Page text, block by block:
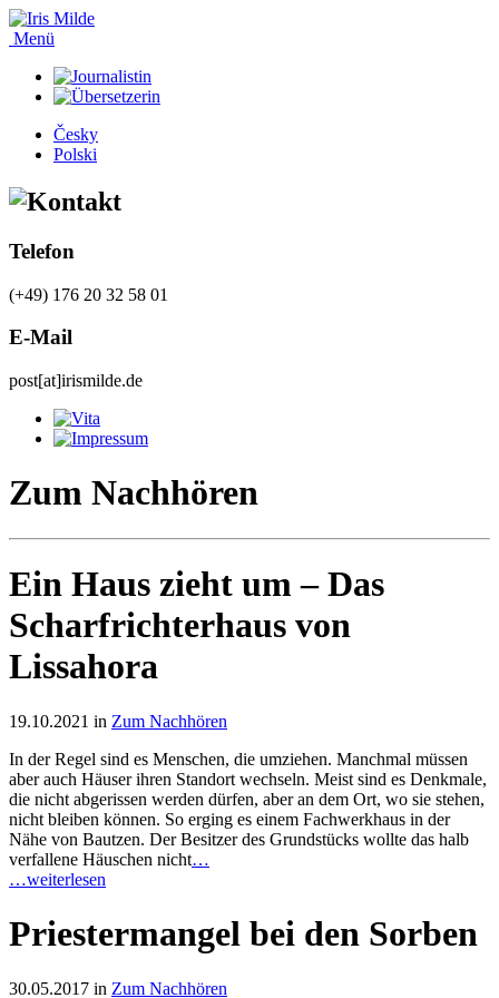
Menü
Česky
Polski
Telefon
(+49) 176 20 32 58 01
E-Mail
post[at]irismilde.de
Zum Nachhören
Ein Haus zieht um – Das
Scharfrichterhaus von
Lissahora
19.10.2021 in Zum Nachhören
In der Regel sind es Menschen, die umziehen. Manchmal müssen
aber auch Häuser ihren Standort wechseln. Meist sind es Denkmale,
die nicht abgerissen werden dürfen, aber an dem Ort, wo sie stehen,
nicht bleiben können. So erging es einem Fachwerkhaus in der
Nähe von Bautzen. Der Besitzer des Grundstücks wollte das halb
verfallene Häuschen nicht…
…weiterlesen
Priestermangel bei den Sorben
30.05.2017 in Zum Nachhören